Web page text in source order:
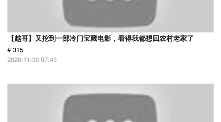
【越哥】又挖到一部冷门宝藏电影，看得我都想回农村老家了
# 315
2020-11-30 07:43